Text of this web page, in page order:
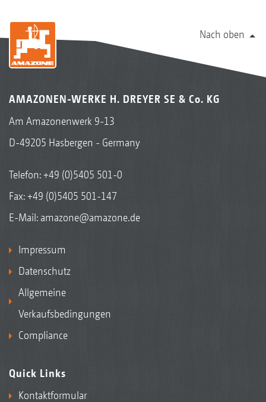
Nach oben
AMAZONEN-WERKE H. DREYER SE & Co. KG
Am Amazonenwerk 9-13
D-49205 Hasbergen - Germany
Telefon:+49 (0)5405 501-0
Fax: +49 (0)5405 501-147
E-Mail: amazone@amazone.de
Impressum
Datenschutz
Allgemeine
Verkaufsbedingungen
Compliance
Quick Links
Kontaktformular